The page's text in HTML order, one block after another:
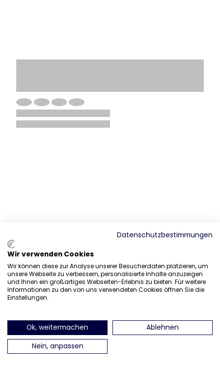
Datenschutzbestimmungen
Wir verwenden Cookies
Wir können diese zur Analyse unserer Besucherdaten platzieren, um
unsere Webseite zu verbessern, personalisierte Inhalte anzuzeigen
und Ihnen ein großartiges Webseiten-Erlebnis zu bieten. Für weitere
Informationen zu den von uns verwendeten Cookies öffnen Sie die
Einstellungen.
Ok, weitermachen
Ablehnen
Nein, anpassen